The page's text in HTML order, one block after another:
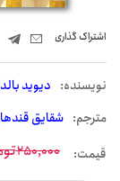
اشتراک‌ گذاری
نويسنده: دیوید
مترجم: شقایق
قیمت: 250,000